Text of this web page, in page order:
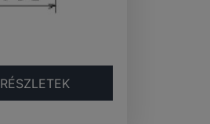
RÉSZLETEK